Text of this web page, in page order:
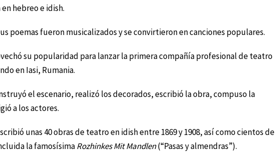
hebreo e idish.
poemas fueron musicalizados y se convirtieron en canciones populares.
su popularidad para lanzar la primera compañía profesional de teatro
en Iasi, Rumania.
el escenario, realizó los decorados, escribió la obra, compuso la
a los actores.
unas 40 obras de teatro en idish entre 1869 y 1908, así como cientos de
la famosísimaRozhinkes Mit Mandlen(“Pasas y almendras”).